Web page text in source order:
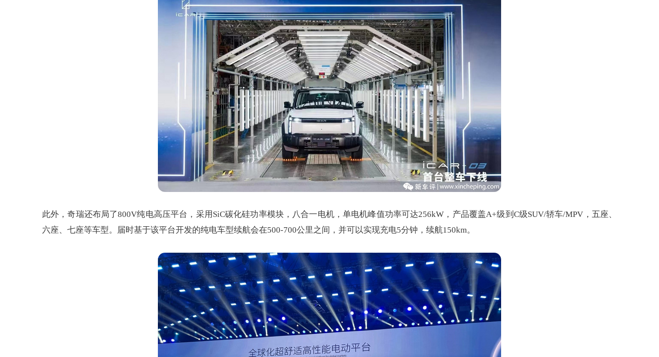
此外，奇瑞还布局了800V纯电高压平台，采用SiC碳化硅功率模块，八合一电机，单电机峰值功率可达256kW，产品覆盖A+级到C级SUV/轿车/MPV，五座、
六座、七座等车型。届时基于该平台开发的纯电车型续航会在500-700公里之间，并可以实现充电5分钟，续航150km。